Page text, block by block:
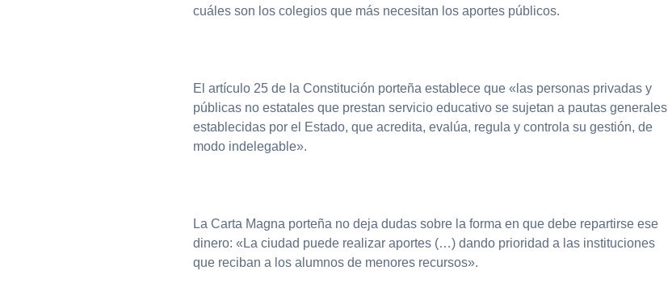
cuáles son los colegios que más necesitan los aportes públicos.
El artículo 25 de la Constitución porteña establece que «las personas privadas y
públicas no estatales que prestan servicio educativo se sujetan a pautas generales
establecidas por el Estado, que acredita, evalúa, regula y controla su gestión, de
modo indelegable».
La Carta Magna porteña no deja dudas sobre la forma en que debe repartirse ese
dinero: «La ciudad puede realizar aportes (…) dando prioridad a las instituciones
que reciban a los alumnos de menores recursos».